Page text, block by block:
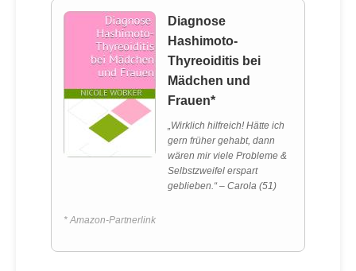
Diagnose
Hashimoto-
Thyreoiditis bei
Mädchen und
Frauen*
„Wirklich hilfreich! Hätte ich
gern früher gehabt, dann
wären mir viele Probleme &
Selbstzweifel erspart
geblieben.“ – Carola (51)
* Amazon-Partnerlink